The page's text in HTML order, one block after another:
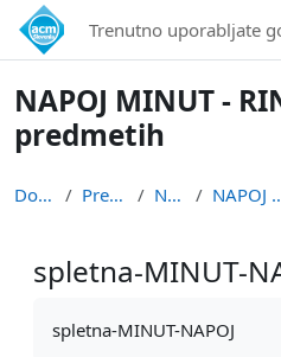
Preskoči na glavno vsebino
Trenutno uporabljate
NAPOJ MINUT -
predmetih
Domov Predmeti NAPOJ
spletna-MINUT-
spletna-MINUT-NAPOJ